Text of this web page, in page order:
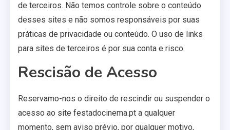
de terceiros. Não temos controle sobre o conteúdo
desses sites e não somos responsáveis por suas
práticas de privacidade ou conteúdo. O uso de links
para sites de terceiros é por sua conta e risco.
Rescisão de Acesso
Reservamo-nos o direito de rescindir ou suspender o
acesso ao site festadocinema.pt a qualquer
momento, sem aviso prévio, por qualquer motivo,